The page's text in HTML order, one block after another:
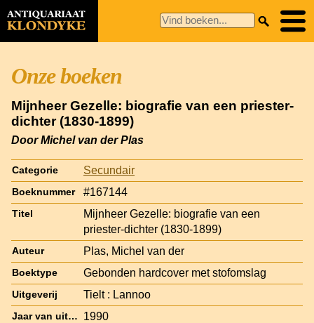
Onze boeken
Mijnheer Gezelle: biografie van een priester-
dichter (1830-1899)
Door Michel van der Plas
Categorie Secundair
Boeknummer #167144
Titel
Mijnheer Gezelle: biografie van een
priester-dichter (1830-1899)
Auteur Plas, Michel van der
Boektype Gebonden hardcover met stofomslag
Uitgeverij Tielt : Lannoo
Jaar van uitgave 1990